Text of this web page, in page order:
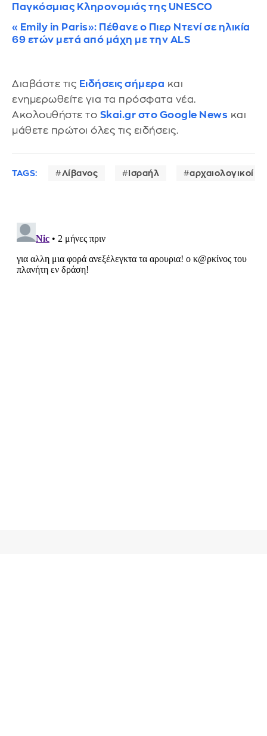
Παγκόσμιας Κληρονομιάς της UNESCO
«Emily in Paris»: Πέθανε ο Πιερ Ντενί σε ηλικία
69 ετών μετά από μάχη με την ALS
Διαβάστε τις Ειδήσεις σήμερα και
ενημερωθείτε για τα πρόσφατα νέα.
Ακολουθήστε το Skai.gr στο Google News και
μάθετε πρώτοι όλες τις ειδήσεις.
TAGS: Λίβανος Ισραήλ αρχαιολογικοί